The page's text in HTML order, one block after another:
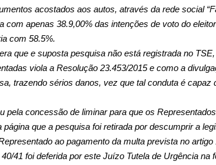
acostados aos autos, através da rede social
com apenas 38.9,00% das intenções de voto do
com 58.5%.
que e suposta pesquisa não está registrada no
viola a Resolução 23.453/2015 e como a
trazendo sérios danos, vez que tal conduta é capaz
pela concessão de liminar para que os
que a pesquisa foi retirada por descumprir a
ao pagamento da multa prevista no
41 foi deferida por este Juízo Tutela de Urgência na